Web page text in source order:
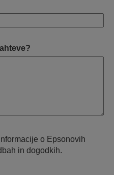
o Epsonovih
in dogodkih.